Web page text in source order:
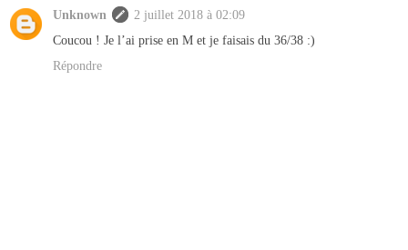
Unknown
2 juillet 2018 à 02:09
Coucou ! Je l’ai prise en M et je faisais du 36/38 :)
Répondre